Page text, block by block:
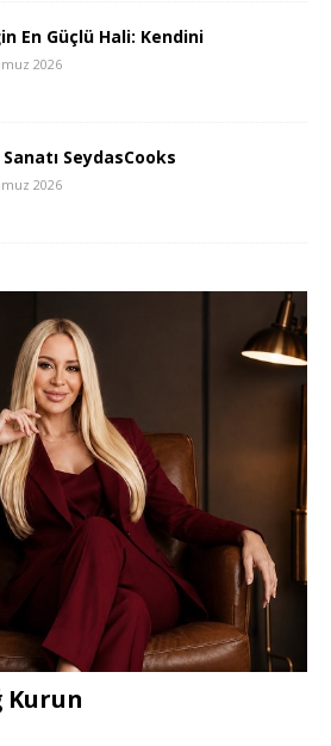
En Güçlü Hali: Kendini
2026
SeydasCooks
2026
Kurun